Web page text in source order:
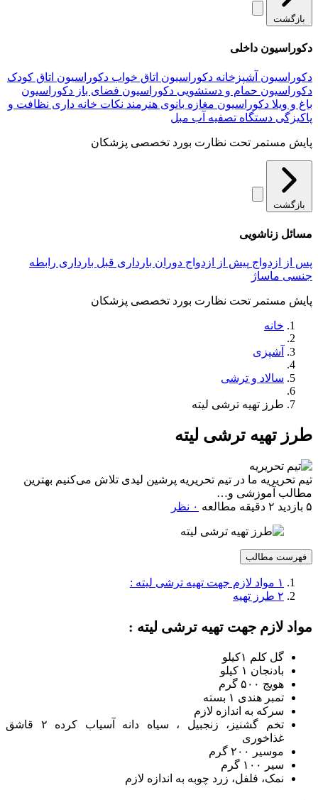
بازگشت
دکوراسیون داخلی
دکوراسیون آشپزخانه دکوراسیون اتاق خواب دکوراسیون اتاق کودک
دکوراسیون حمام و دستشویی دکوراسیون فضای باز دکوراسیون
باغ و ویلا دکوراسیون مغازه بانوی هنرمند نکات خانه داری نظافت و
پاکیزگی دستگاه تصفیه آب مبل
پایش مستمر تحت نظارت بورد تخصصی پزشکان
بازگشت
مسائل زناشویی
پس از ازدواج پیش از ازدواج دوران بارداری قبل بارداری رابطه
جنسی ماساژ
پایش مستمر تحت نظارت بورد تخصصی پزشکان
خانه
آشپزی
سالاد و ترشی
طرز تهیه ترشی لیته
طرز تهیه ترشی لیته
تیم تحریریه ما در تیم تحریریه پرشین لیدی تلاش می‌کنیم بهترین
مطالب آموزشی و…
۵ بازدید
۲ دقیقه مطالعه ۰ نظر
فهرست مطالب
۱ مواد لازم جهت تهیه ترشی لیته :
۲ طرز تهیه
مواد لازم جهت تهیه ترشی لیته :
گل کلم ۱کیلو
بادنجان ۱ کیلو
هویج ۵۰۰ گرم
تمبر هندی ۱ بسته
سرکه به اندازه لازم
تخم گشنیز، زنجبیل ، سیاه دانه آسیاب کرده ۲ قاشق
غذاخوری
موسیر ۲۰۰ گرم
سیر ۱۰۰ گرم
نمک، فلفل، زرد چوبه به اندازه لازم